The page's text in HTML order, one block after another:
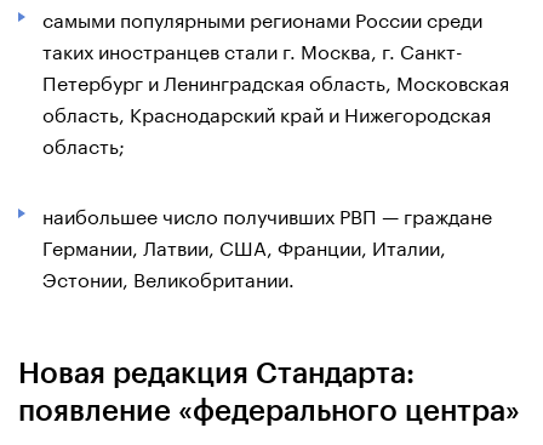
самыми популярными регионами России среди
таких иностранцев стали г. Москва, г. Санкт-
Петербург и Ленинградская область, Московская
область, Краснодарский край и Нижегородская
область;
наибольшее число получивших РВП — граждане
Германии, Латвии, США, Франции, Италии,
Эстонии, Великобритании.
Новая редакция Стандарта:
появление «федерального центра»